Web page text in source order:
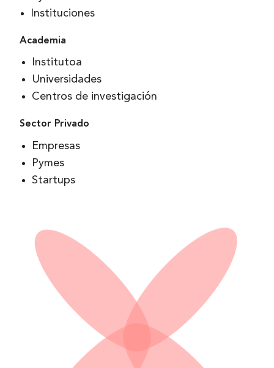
Instituciones
Academia
Institutoa
Universidades
Centros de investigación
Sector Privado
Empresas
Pymes
Startups